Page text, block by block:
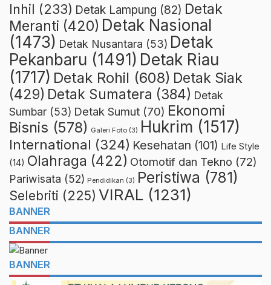
Inhil (233) Detak Lampung (82) Detak
Meranti (420) Detak Nasional
(1473) Detak Nusantara (53) Detak
Pekanbaru (1491) Detak Riau
(1717) Detak Rohil (608) Detak Siak
(429) Detak Sumatera (384) Detak
Sumbar (53) Detak Sumut (70) Ekonomi
Bisnis (578) Galeri Foto (3) Hukrim (1517)
International (324) Kesehatan (101) Life Style
(14) Olahraga (422) Otomotif dan Tekno (72)
Pariwisata (52) Pendidikan (3) Peristiwa (781)
Selebriti (225) VIRAL (1231)
BANNER
BANNER
BANNER